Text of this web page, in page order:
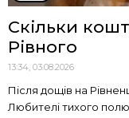
Скільки
Рівного
13:34, 03.08.2026
Після дощів на
Любителі тихого